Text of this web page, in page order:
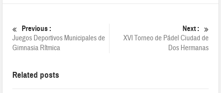
Previous :
Juegos Deportivos Municipales de
Gimnasia Rítmica
Next :
XVI Torneo de Pádel Ciudad de
Dos Hermanas
Related posts